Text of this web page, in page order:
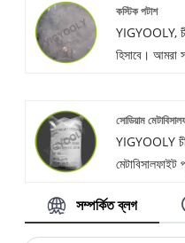
ডিথিওফসফেট
কস্টিক পটাশ
YIGYOOLY,
হিসাবে। আমরা
সোডিয়াম
YIGYOOLY
রাশিয়া, ইত্যাদি
সম্পর্কিত ব্লগ